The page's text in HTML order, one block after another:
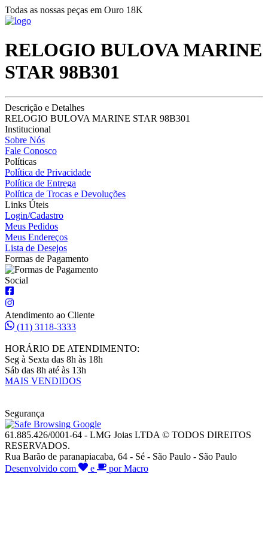
Todas as nossas peças em Ouro 18K
RELOGIO BULOVA MARINE
STAR 98B301
Descrição e Detalhes
RELOGIO BULOVA MARINE STAR 98B301
Institucional
Sobre Nós
Fale Conosco
Políticas
Política de Privacidade
Política de Entrega
Política de Trocas e Devoluções
Links Úteis
Login/Cadastro
Meus Pedidos
Meus Endereços
Lista de Desejos
Formas de Pagamento
Social
Atendimento ao Cliente
(11) 3118-3333
HORÁRIO DE ATENDIMENTO:
Seg à Sexta das 8h às 18h
Sáb das 8h até às 13h
MAIS VENDIDOS
Segurança
61.885.426/0001-64 - LMG Joias LTDA © TODOS DIREITOS
RESERVADOS.
Rua Barão de paranapiacaba, 64 - Sé - São Paulo - São Paulo
Desenvolvido com
e por Macro